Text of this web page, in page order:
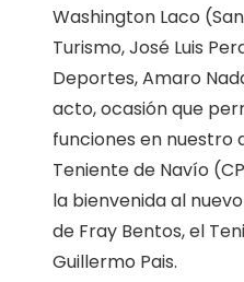
Washington Laco
Turismo, José Luis
Deportes, Amaro
acto, ocasión que
funciones en
Teniente de Navío
la bienvenida al
de Fray Bentos, el
Guillermo Pais.